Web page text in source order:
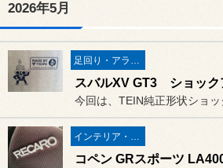
2026年5月
足回り・アライメント
インテリア・エクステリア